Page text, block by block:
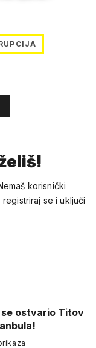
korisnički
se i uključi
se ostvario Titov